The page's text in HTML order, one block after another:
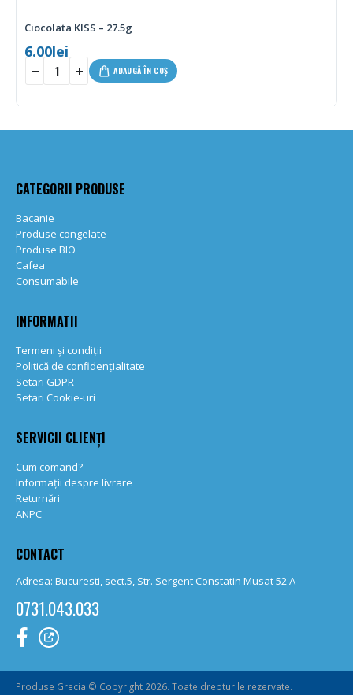
Ciocolata KISS – 27.5g
6.00lei
ADAUGĂ ÎN COȘ
CATEGORII PRODUSE
Bacanie
Produse congelate
Produse BIO
Cafea
Consumabile
INFORMATII
Termeni și condiții
Politică de confidențialitate
Setari GDPR
Setari Cookie-uri
SERVICII CLIENȚI
Cum comand?
Informații despre livrare
Returnări
ANPC
CONTACT
Adresa: Bucuresti, sect.5, Str. Sergent Constatin Musat 52 A
0731.043.033
Produse Grecia © Copyright 2026. Toate drepturile rezervate.